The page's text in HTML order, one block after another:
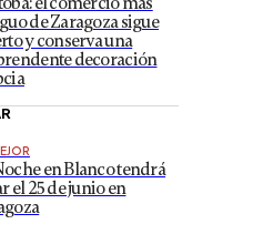
de Zaragoza sigue
y conserva una
decoración
en Blanco tendrá
el 25 de junio en